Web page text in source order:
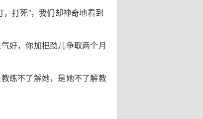
打死”，我们却神奇地看到
好，你加把劲儿争取两个月
练不了解她，是她不了解教